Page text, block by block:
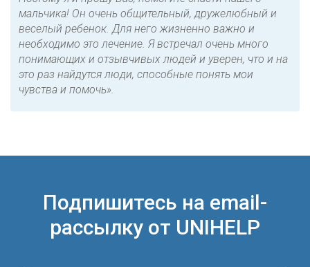
мальчика! Он очень общительный, дружелюбный и
веселый ребенок. Для него жизненно важно и
необходимо это лечение. Я встречал очень много
понимающих и отзывчивых людей и уверен, что и на
это раз найдутся люди, способные понять мои
чувства и помочь».
Подпишитесь на email-
рассылку от UNIHELP